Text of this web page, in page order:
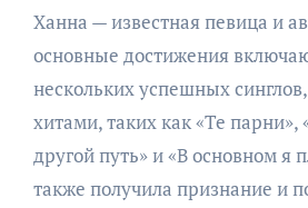
Ханна — известная певица и
основные достижения
нескольких успешных
хитами, таких как «Те
другой путь» и «В основном я
также получила признание и